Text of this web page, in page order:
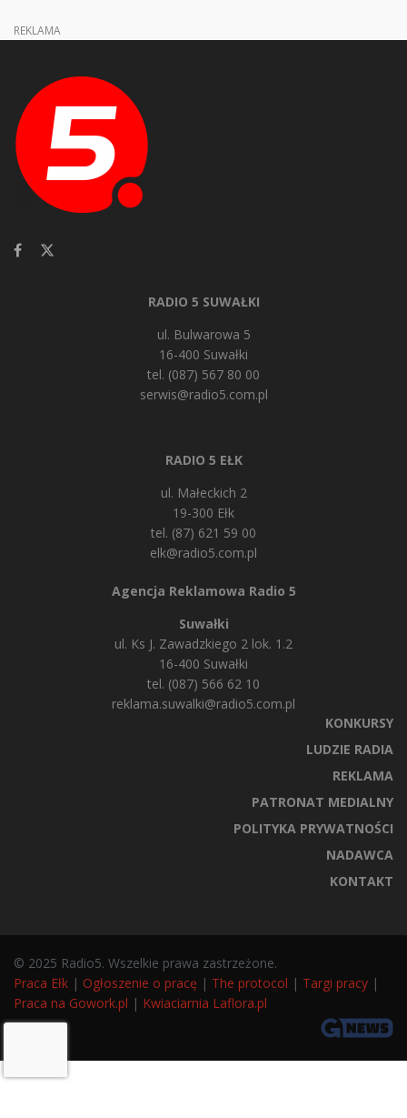
REKLAMA
RADIO 5 SUWAŁKI
ul. Bulwarowa 5
16-400 Suwałki
tel. (087) 567 80 00
serwis@radio5.com.pl
RADIO 5 EŁK
ul. Małeckich 2
19-300 Ełk
tel. (87) 621 59 00
elk@radio5.com.pl
Agencja Reklamowa Radio 5
Suwałki
ul. Ks J. Zawadzkiego 2 lok. 1.2
16-400 Suwałki
tel. (087) 566 62 10
reklama.suwalki@radio5.com.pl
KONKURSY
LUDZIE RADIA
REKLAMA
PATRONAT MEDIALNY
POLITYKA PRYWATNOŚCI
NADAWCA
KONTAKT
© 2025 Radio5. Wszelkie prawa zastrzeżone.
Praca Ełk | Ogłoszenie o pracę | The protocol | Targi pracy |
Praca na Gowork.pl | Kwiaciarnia Laflora.pl